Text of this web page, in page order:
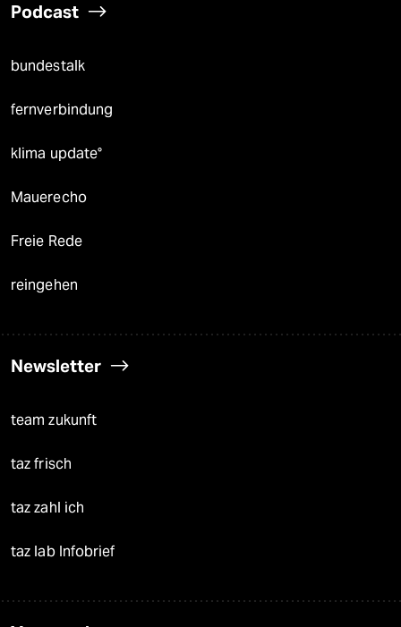
Podcast
bundestalk
fernverbindung
klima update°
Mauerecho
Freie Rede
reingehen
Newsletter
team zukunft
taz frisch
taz zahl ich
taz lab Infobrief